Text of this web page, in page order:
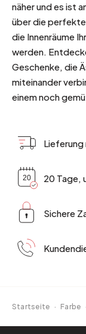
näher und es ist
über die
die Innenräume
werden.
Geschenke, die
miteinander
einem noch
Lieferung
20 Tage,
Sichere
Startseite · Farbe